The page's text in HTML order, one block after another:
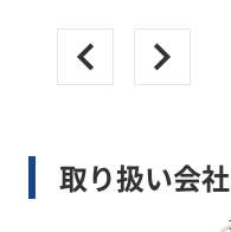
取り扱い会社